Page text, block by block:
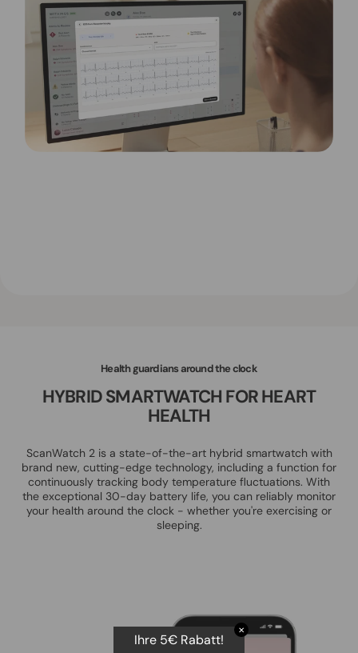
Health guardians around the clock
HYBRID SMARTWATCH FOR HEART
HEALTH
ScanWatch 2 is a state-of-the-art hybrid smartwatch with
brand new, cutting-edge technology, including a function for
continuously tracking body temperature fluctuations. With
the exceptional 30-day battery life, you can reliably monitor
your health around the clock - whether you're exercising or
sleeping.
✕
Ihre 5€ Rabatt!